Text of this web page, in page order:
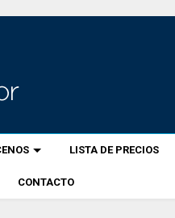
LISTA DE PRECIOS
CONTACTO